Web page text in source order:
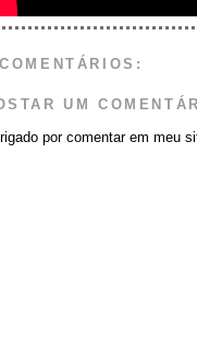
UM
por comentar em meu